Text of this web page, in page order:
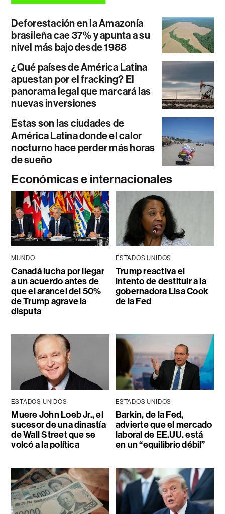
Deforestación en la Amazonía
brasileña cae 37% y apunta a su
nivel más bajo desde 1988
¿Qué países de América Latina
apuestan por el fracking? El
panorama legal que marcará las
nuevas inversiones
Estas son las ciudades de
América Latina donde el calor
nocturno hace perder más horas
de sueño
Económicas e internacionales
MUNDO
Canadá lucha por llegar
a un acuerdo antes de
que el arancel del 50%
de Trump agrave la
disputa
ESTADOS UNIDOS
Trump reactiva el
intento de destituir a la
gobernadora Lisa Cook
de la Fed
ESTADOS UNIDOS
Muere John Loeb Jr., el
sucesor de una dinastía
de Wall Street que se
volcó a la política
ESTADOS UNIDOS
Barkin, de la Fed,
advierte que el mercado
laboral de EE.UU. está
en un “equilibrio débil”